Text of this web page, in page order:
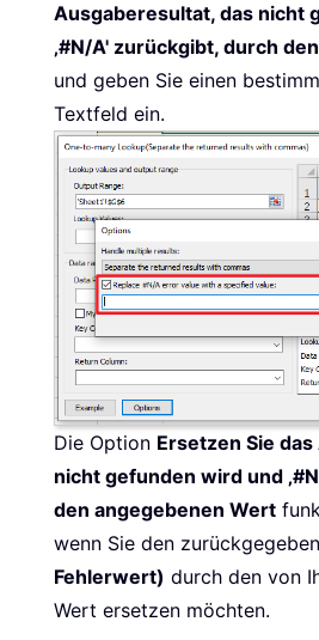
Ausgaberesultat, das nicht
‚#N/A' zurückgibt, durch
und geben Sie einen
Textfeld ein.
Die Option Ersetzen Sie
nicht gefunden wird und
den angegebenen Wert
wenn Sie den
Fehlerwert) durch den von
Wert ersetzen möchten.